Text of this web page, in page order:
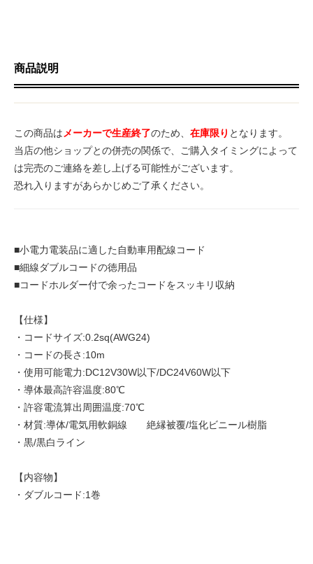
商品説明
この商品は メーカーで生産終了のため、 在庫限り となります。
当店の他ショップとの併売の関係で、ご購入タイミングによって
は完売のご連絡を差し上げる可能性がございます。
恐れ入りますがあらかじめご了承ください。
■小電力電装品に適した自動車用配線コード
■細線ダブルコードの徳用品
■コードホルダー付で余ったコードをスッキリ収納
【仕様】
・コードサイズ:0.2sq(AWG24)
・コードの長さ:10m
・使用可能電力:DC12V30W以下/DC24V60W以下
・導体最高許容温度:80℃
・許容電流算出周囲温度:70℃
・材質:導体/電気用軟銅線 絶縁被覆/塩化ビニール樹脂
・黒/黒白ライン
【内容物】
・ダブルコード:1巻